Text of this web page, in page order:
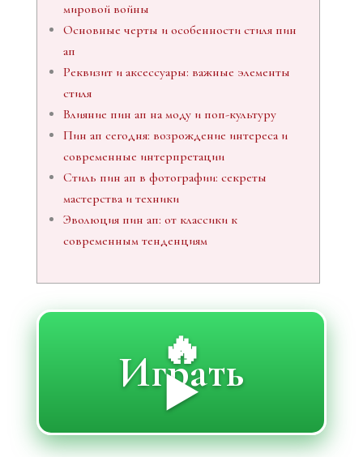
мировой войны
Основные черты и особенности стиля пин
ап
Реквизит и аксессуары: важные элементы
стиля
Влияние пин ап на моду и поп-культуру
Пин ап сегодня: возрождение интереса и
современные интерпретации
Стиль пин ап в фотографии: секреты
мастерства и техники
Эволюция пин ап: от классики к
современным тенденциям
🔥
Играть
▶️